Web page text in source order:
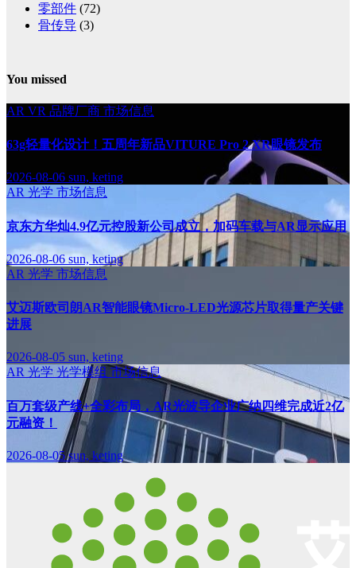
零部件 (72)
骨传导 (3)
You missed
AR VR 品牌厂商 市场信息
63g轻量化设计！五周年新品VITURE Pro 2 XR眼镜发布
2026-08-06 sun, keting
AR 光学 市场信息
京东方华灿4.9亿元控股新公司成立，加码车载与AR显示应用
2026-08-06sun, keting
AR 光学 市场信息
艾迈斯欧司朗AR智能眼镜Micro-LED光源芯片取得量产关键
进展
2026-08-05 sun, keting
AR 光学 光学模组 市场信息
百万套级产线+全彩布局，AR光波导企业广纳四维完成近2亿
元融资！
2026-08-05sun, keting